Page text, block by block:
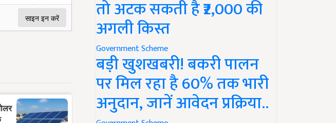
तो अटक सकती है ₹2,000 की
अगली किस्त
Government Scheme
बड़ी खुशखबरी! बकरी पालन
पर मिल रहा है 60% तक भारी
अनुदान, जानें आवेदन प्रक्रिया..